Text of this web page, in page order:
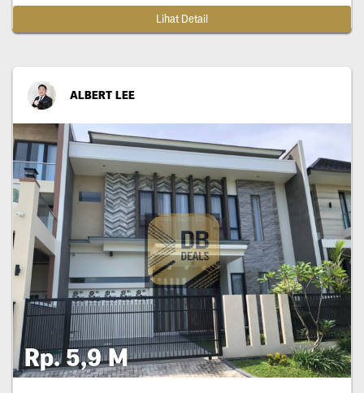
Lihat Detail
ALBERT LEE
Rp. 5,9 M